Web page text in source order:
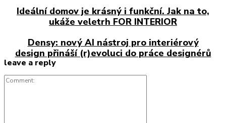
Ideální domov je krásný i funkční. Jak na to,
ukáže veletrh FOR INTERIOR
Densy: nový AI nástroj pro interiérový
design přináší (r)evoluci do práce designérů
leave a reply